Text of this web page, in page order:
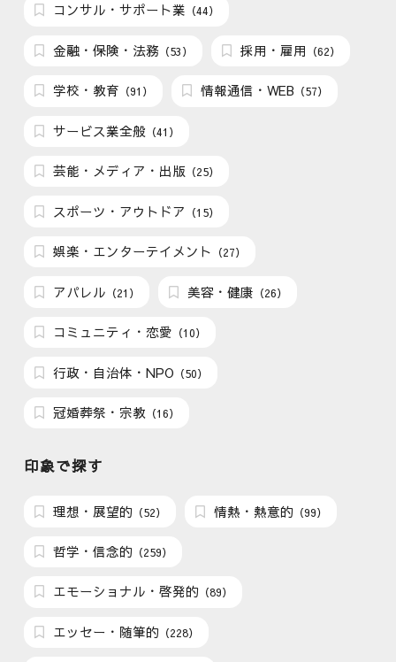
コンサル・サポート業 （44）
金融・保険・法務 （53） 採用・雇用 （62）
学校・教育 （91） 情報通信・WEB （57）
サービス業全般 （41）
芸能・メディア・出版 （25）
スポーツ・アウトドア （15）
娯楽・エンターテイメント （27）
アパレル （21） 美容・健康 （26）
コミュニティ・恋愛 （10）
行政・自治体・NPO （50）
冠婚葬祭・宗教 （16）
印象で探す
理想・展望的 （52） 情熱・熱意的 （99）
哲学・信念的 （259）
エモーショナル・啓発的 （89）
エッセー・随筆的 （228）